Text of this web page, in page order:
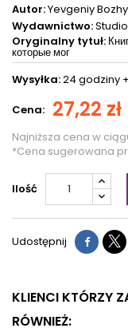
Autor:Yevgeniy
Wydawnictwo:
Oryginalny tytuł:
которые мог
Wysyłka:24 godziny +
Cena: 27,22 zł
Najniższa cena w
*Cena sugerowana
Ilość
Udostępnij
KLIENCI KTÓRZY
RÓWNIEŻ: